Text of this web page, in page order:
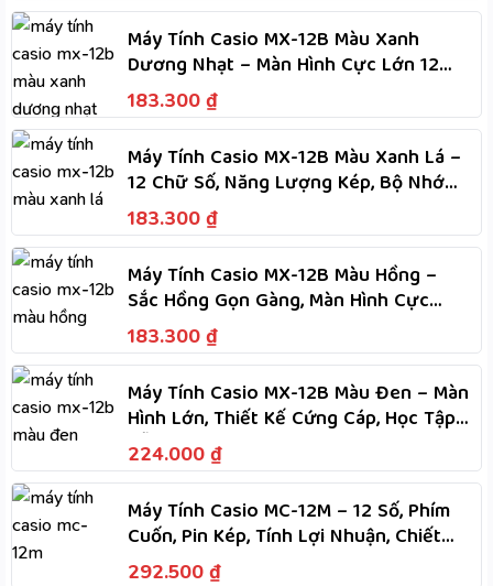
Máy Tính Casio MX-12B Màu Xanh
Dương Nhạt – Màn Hình Cực Lớn 12
Chữ Số, Năng Lượng Kép
183.300 ₫
Máy Tính Casio MX-12B Màu Xanh Lá –
12 Chữ Số, Năng Lượng Kép, Bộ Nhớ
Độc Lập, Tính Nhanh
183.300 ₫
Máy Tính Casio MX-12B Màu Hồng –
Sắc Hồng Gọn Gàng, Màn Hình Cực
Lớn, Phím Dẻo, Tính Nhanh
183.300 ₫
Máy Tính Casio MX-12B Màu Đen – Màn
Hình Lớn, Thiết Kế Cứng Cáp, Học Tập
Dễ Dàng
224.000 ₫
Máy Tính Casio MC-12M – 12 Số, Phím
Cuốn, Pin Kép, Tính Lợi Nhuận, Chiết
Khấu, M+, M-
292.500 ₫